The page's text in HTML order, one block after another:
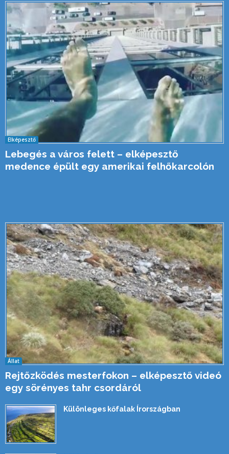
Elképesztő
Lebegés a város felett – elképesztő
medence épült egy amerikai felhőkarcolón
Állat
Rejtőzködés mesterfokon – elképesztő videó
egy sörényes tahr csordáról
Különleges kőfalak Írországban